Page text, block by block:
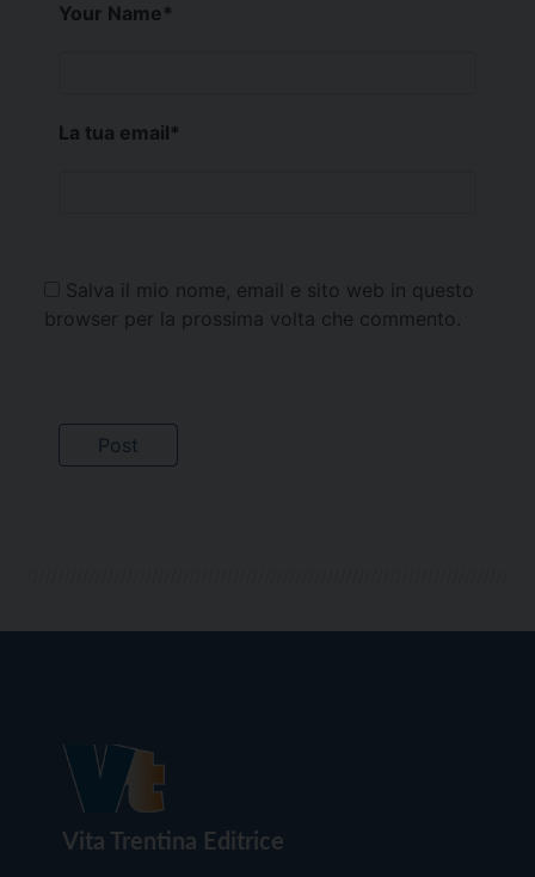
Your Name*
La tua email*
Salva il mio nome, email e sito web in questo
browser per la prossima volta che commento.
Vita Trentina Editrice